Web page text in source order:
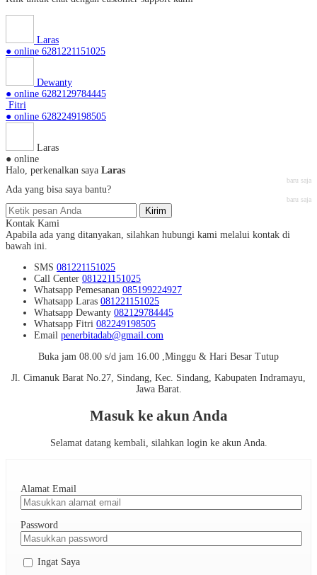
Laras
● online 6281221151025
Dewanty
● online 6282129784445
Fitri
● online 6282249198505
Laras
● online
Halo, perkenalkan saya Laras
baru saja
Ada yang bisa saya bantu?
baru saja
Kirim
Kontak Kami
Apabila ada yang ditanyakan, silahkan hubungi kami melalui kontak di
bawah ini.
SMS 081221151025
Call Center 081221151025
Whatsapp Pemesanan 085199224927
Whatsapp Laras 081221151025
Whatsapp Dewanty 082129784445
Whatsapp Fitri 082249198505
Email penerbitadab@gmail.com
Buka jam 08.00 s/d jam 16.00 ,Minggu & Hari Besar Tutup
Jl. Cimanuk Barat No.27, Sindang, Kec. Sindang, Kabupaten Indramayu,
Jawa Barat.
Masuk ke akun Anda
Selamat datang kembali, silahkan login ke akun Anda.
Alamat Email
Password
Ingat Saya